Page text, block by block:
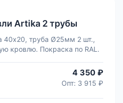
Artika 2 трубы
40х20, труба Ø25мм 2 шт.,
кровлю. Покраска по RAL.
4 350 ₽
Опт: 3 915 ₽